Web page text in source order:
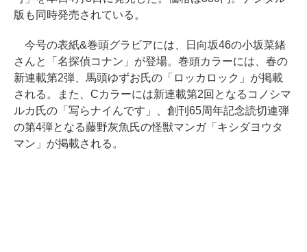
版も同時発売されている。
今号の表紙&巻頭グラビアには、日向坂46の小坂菜緒
さんと「名探偵コナン」が登場。巻頭カラーには、春の
新連載第2弾、馬頭ゆずお氏の「ロッカロック」が掲載
される。また、Cカラーには新連載第2回となるコノシマ
ルカ氏の「写らナイんです」、創刊65周年記念読切連弾
の第4弾となる藤野灰魚氏の怪獣マンガ「キシダヨウタ
マン」が掲載される。